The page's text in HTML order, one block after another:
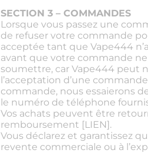
SECTION 3 – COMMANDES
Lorsque vous passez une
de refuser votre commande
acceptée tant que Vape444
avant que votre commande
soumettre, car Vape444 peut
l’acceptation d’une
commande, nous essaierons
le numéro de téléphone
Vos achats peuvent être
remboursement [LIEN].
Vous déclarez et garantissez
revente commerciale ou à